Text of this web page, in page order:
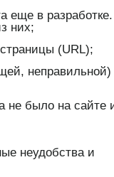
еще в
них;
(URL);
неправильной)
не было на сайте
неудобства и